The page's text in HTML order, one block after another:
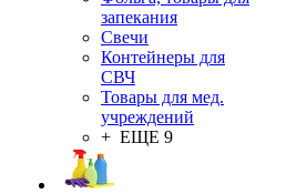
запекания
Свечи
Контейнеры для
СВЧ
Товары для мед.
учреждений
+ ЕЩЕ 9